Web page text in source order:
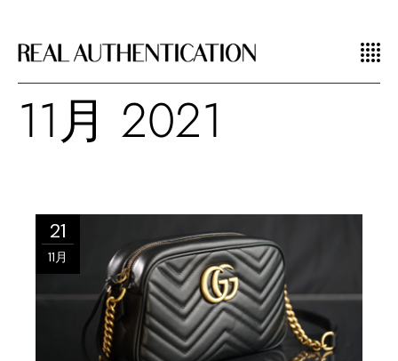
11月 2021
21
11月